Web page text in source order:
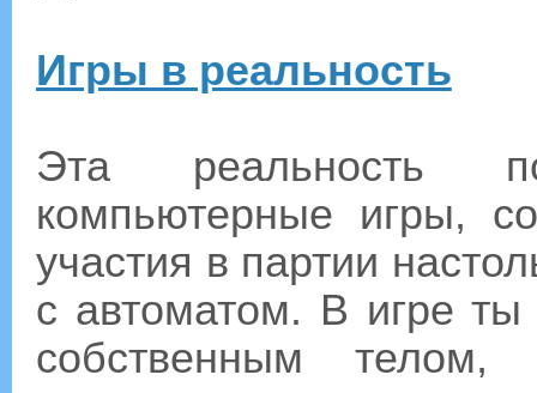
Игры в реальность
Эта реальность
компьютерные игры,
участия в партии
с автоматом. В игре
собственным телом,